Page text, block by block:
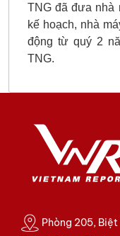
TNG đã đưa nhà
kế hoạch, nhà
động từ quý 2
TNG.
Phòng 205,